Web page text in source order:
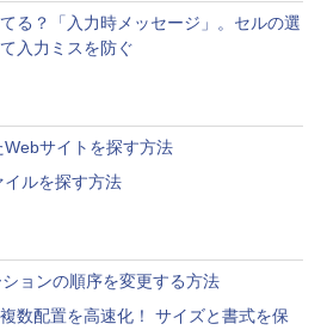
る？「入力時メッセージ」。セルの選
入力ミスを防ぐ
サイトを探す方法
ルを探す方法
ョンの順序を変更する方法
数配置を高速化！ サイズと書式を保